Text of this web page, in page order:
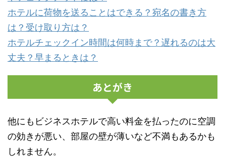
ホテルに荷物を送ることはできる？宛名の書き方
は？受け取り方は？
ホテルチェックイン時間は何時まで？遅れるのは大
丈夫？早まるときは？
あとがき
他にもビジネスホテルで高い料金を払ったのに空調
の効きが悪い、部屋の壁が薄いなど不満もあるかも
しれません。